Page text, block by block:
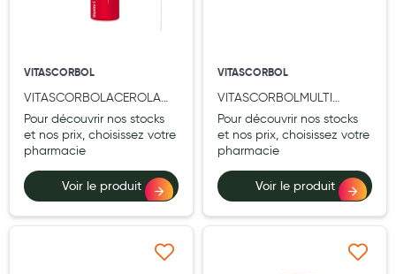
Laits infantiles
Toilette du bébé
Accessoires bébé
Alimentation
Soins enfant
Tisanes allaitement et compléments alimentaires
VITASCORBOL
VITASCORBOLACEROLA
TUBE 18 CPR
Pour découvrir nos stocks
et nos prix, choisissez votre
pharmacie
Voir le produit
VITASCORBOL
VITASCORBOLMULTI
SENIOR 30 CPR
Pour découvrir nos stocks
et nos prix, choisissez votre
pharmacie
Voir le produit
Ajouter à ma liste d’envie Ajouter à ma liste